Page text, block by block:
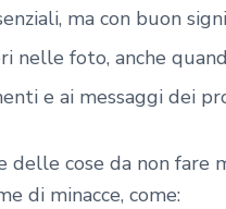
ma con buon
nelle foto, anche
e ai messaggi dei
delle cose da non fare
di minacce, come: